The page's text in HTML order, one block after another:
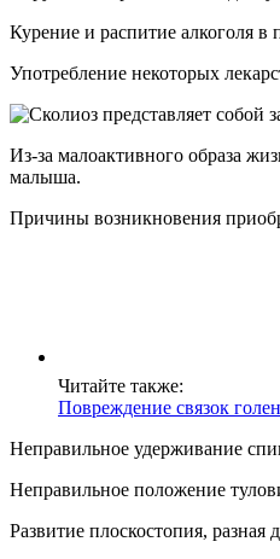
Курение и распитие алкоголя в
Употребление некоторых
Из-за малоактивного образа
малыша.
Причины возникновения
Читайте также:
Повреждение связок
Неправильное удерживание
Неправильное положение
Развитие плоскостопия, разная